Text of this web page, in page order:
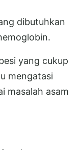
dibutuhkan
yang cukup
mengatasi
masalah asam